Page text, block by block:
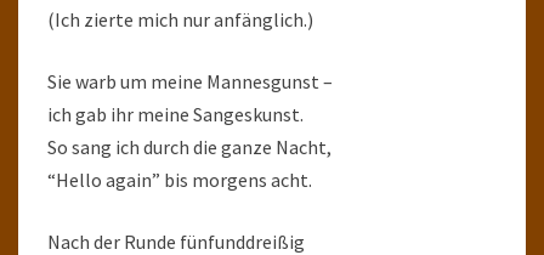
(Ich zierte mich nur anfänglich.)
Sie warb um meine Mannesgunst –
ich gab ihr meine Sangeskunst.
So sang ich durch die ganze Nacht,
“Hello again” bis morgens acht.
Nach der Runde fünfunddreißig